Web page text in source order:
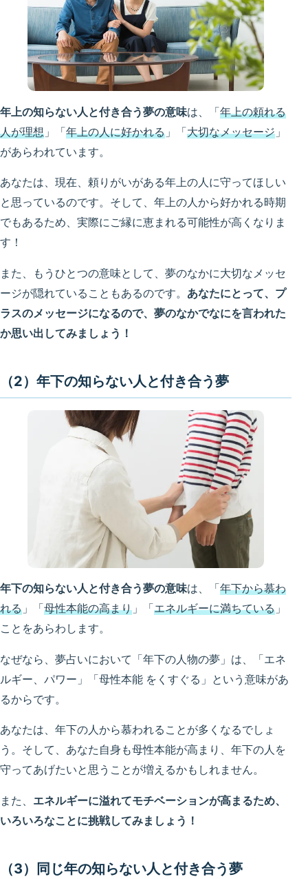
年上の知らない人と付き合う夢の意味は、「年上の頼れる
人が理想 」「年上の人に好かれる 」「大切なメッセージ 」
があらわれています。
あなたは、現在、頼りがいがある年上の人に守ってほしい
と思っているのです。そして、年上の人から好かれる時期
でもあるため、実際にご縁に恵まれる可能性が高くなりま
す！
また、もうひとつの意味として、夢のなかに大切なメッセ
ージが隠れていることもあるのです。 あなたにとって、プ
ラスのメッセージになるので、夢のなかでなにを言われた
か思い出してみましょう！
（2）年下の知らない人と付き合う夢
年下の知らない人と付き合う夢の意味は、「年下から慕わ
れる 」「母性本能の高まり 」「エネルギーに満ちている 」
ことをあらわします。
なぜなら、夢占いにおいて「年下の人物の夢」は、「エネ
ルギー、パワー」「母性本能 をくすぐる」という意味があ
るからです。
あなたは、年下の人から慕われることが多くなるでしょ
う。そして、あなた自身も母性本能が高まり、年下の人を
守ってあげたいと思うことが増えるかもしれません。
また、 エネルギーに溢れてモチベーションが高まるため、
いろいろなことに挑戦してみましょう！
（3）同じ年の知らない人と付き合う夢